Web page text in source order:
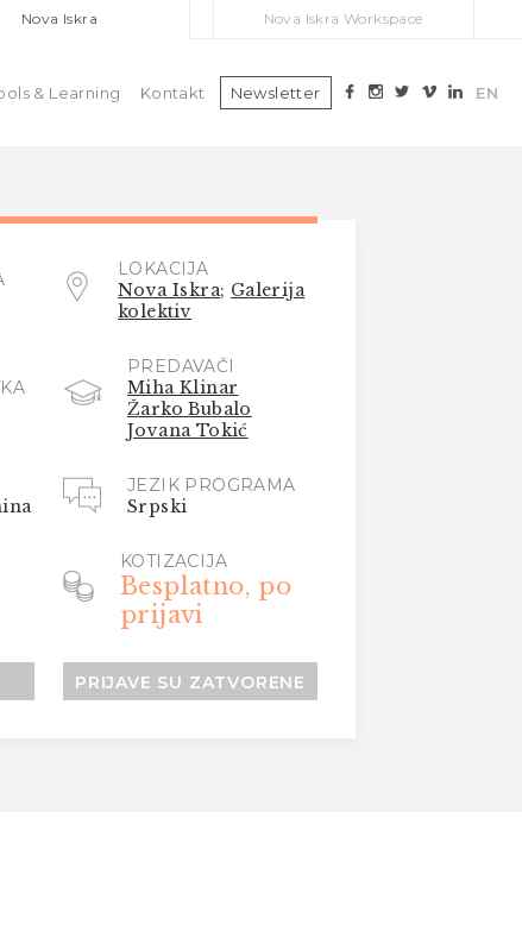
Nova Iskra Nova Iskra Workspace
& Learning Kontakt Newsletter EN
LOKACIJA
Nova Iskra; Galerija
kolektiv
PREDAVAČI
Miha Klinar
Žarko Bubalo
Jovana Tokić
JEZIK PROGRAMA
Srpski
KOTIZACIJA
Besplatno, po
prijavi
PRIJAVE SU ZATVORENE